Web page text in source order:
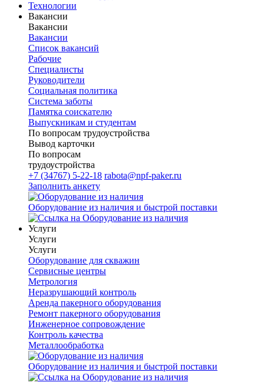
Технологии
Вакансии
Вакансии
Вакансии
Список вакансий
Рабочие
Специалисты
Руководители
Cоциальная политика
Система заботы
Памятка соискателю
Выпускникам и студентам
По вопросам трудоустройства
Вывод карточки
По вопросам
трудоустройства
+7 (34767) 5-22-18 rabota@npf-paker.ru
Заполнить анкету
Оборудование из наличия и быстрой поставки
Услуги
Услуги
Услуги
Оборудование для скважин
Сервисные центры
Метрология
Неразрушающий контроль
Аренда пакерного оборудования
Ремонт пакерного оборудования
Инженерное сопровождение
Контроль качества
Металлообработка
Оборудование из наличия и быстрой поставки